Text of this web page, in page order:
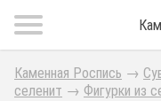
Каменная Роспись →
селенит → Фигурки из